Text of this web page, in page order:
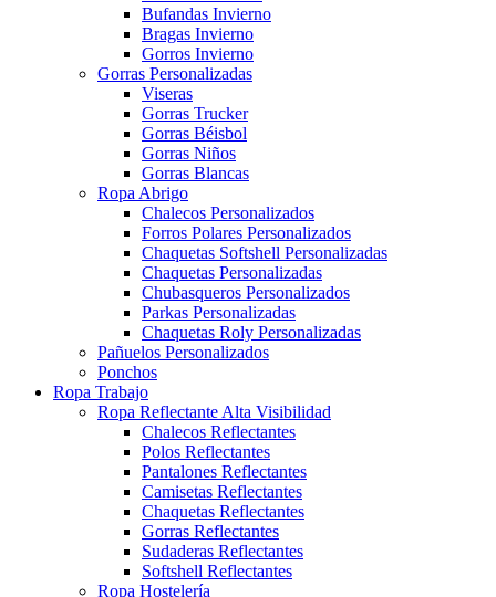
Bufandas Invierno
Bragas Invierno
Gorros Invierno
Gorras Personalizadas
Viseras
Gorras Trucker
Gorras Béisbol
Gorras Niños
Gorras Blancas
Ropa Abrigo
Chalecos Personalizados
Forros Polares Personalizados
Chaquetas Softshell Personalizadas
Chaquetas Personalizadas
Chubasqueros Personalizados
Parkas Personalizadas
Chaquetas Roly Personalizadas
Pañuelos Personalizados
Ponchos
Ropa Trabajo
Ropa Reflectante Alta Visibilidad
Chalecos Reflectantes
Polos Reflectantes
Pantalones Reflectantes
Camisetas Reflectantes
Chaquetas Reflectantes
Gorras Reflectantes
Sudaderas Reflectantes
Softshell Reflectantes
Ropa Hostelería